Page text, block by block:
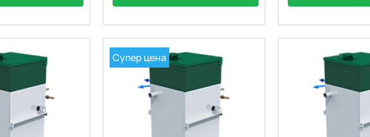
↓ Супер цена